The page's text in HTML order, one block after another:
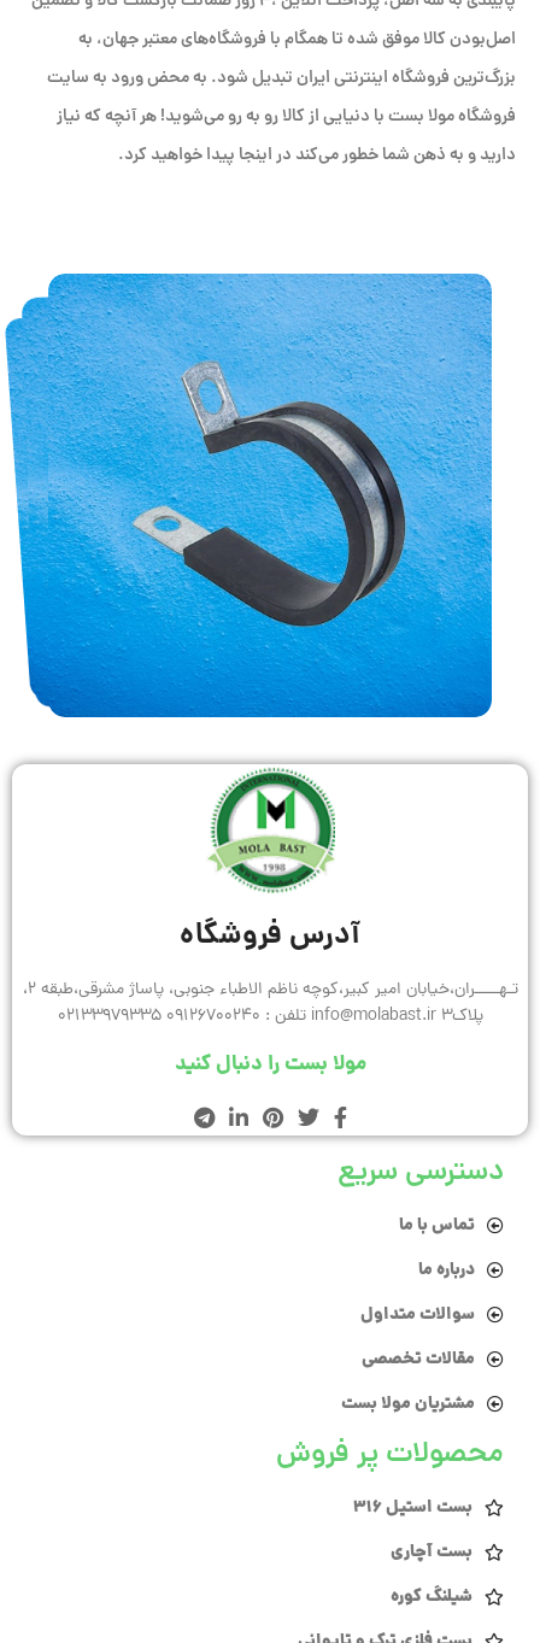
اصل‌بودن کالا موفق شده تا همگام با فروشگاه‌های معتبر جهان، به
بزرگ‌ترین فروشگاه اینترنتی ایران تبدیل شود. به محض ورود به سایت
فروشگاه مولا بست با دنیایی از کالا رو به رو می‌شوید! هر آنچه که نیاز
دارید و به ذهن شما خطور می‌کند در اینجا پیدا خواهید کرد.
آدرس فروشگاه
تـهـــــران،خیابان امیر کبیر،کوچه ناظم الاطباء جنوبی، پاساژ مشرقی،طبقه 2،
پلاک3 info@molabast.ir تلفن : 09126700240 02133979335
مولا بست را دنبال کنید
دسترسی سریع
تماس با ما
درباره ما
سوالات متداول
مقالات تخصصی
مشتریان مولا بست
محصولات پر فروش
بست استیل 316
بست آچاری
شیلنگ کوره